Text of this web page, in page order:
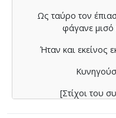
Ως ταύρο τον
φάγανε μισό
Ήταν και εκείνος
[Στίχοι του